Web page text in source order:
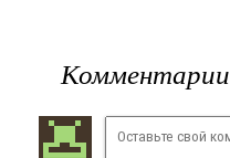
Комментарии